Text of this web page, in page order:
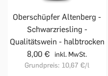
Oberschüpfer Altenberg -
Schwarzriesling -
Qualitätswein - halbtrocken
8,00 €
inkl. MwSt.
Grundpreis: 10,67 €/l